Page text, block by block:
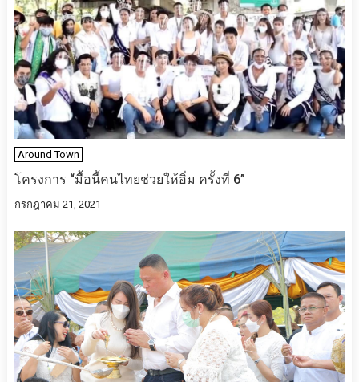
Around Town
โครงการ “มื้อนี้คนไทยช่วยให้อิ่ม ครั้งที่ 6”
กรกฎาคม 21, 2021